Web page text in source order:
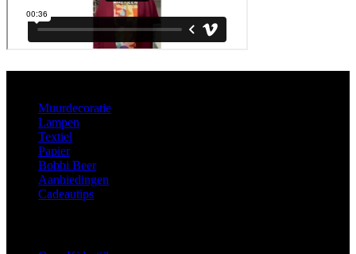
Muurdecoratie
Lampen
Textiel
Papier
Bobbi Beer
Aanbiedingen
Cadeautips